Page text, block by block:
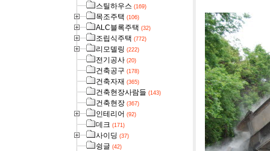
스틸하우스 (169)
목조주택 (106)
ALC블록주택 (32)
조립식주택 (772)
리모델링 (222)
전기공사 (20)
건축공구 (178)
건축자재 (365)
건축현장사람들 (143)
건축현장 (367)
인테리어 (92)
데크 (171)
사이딩 (37)
슁글 (42)